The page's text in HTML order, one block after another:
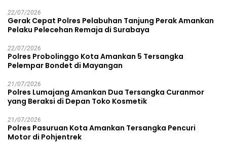
22/07/2026
Gerak Cepat Polres Pelabuhan Tanjung Perak Amankan
Pelaku Pelecehan Remaja di Surabaya
22/07/2026
Polres Probolinggo Kota Amankan 5 Tersangka
Pelempar Bondet di Mayangan
21/07/2026
Polres Lumajang Amankan Dua Tersangka Curanmor
yang Beraksi di Depan Toko Kosmetik
21/07/2026
Polres Pasuruan Kota Amankan Tersangka Pencuri
Motor di Pohjentrek